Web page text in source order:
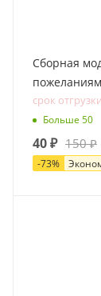
Сборная
срок
Больше 50
40₽ 150₽
-73%